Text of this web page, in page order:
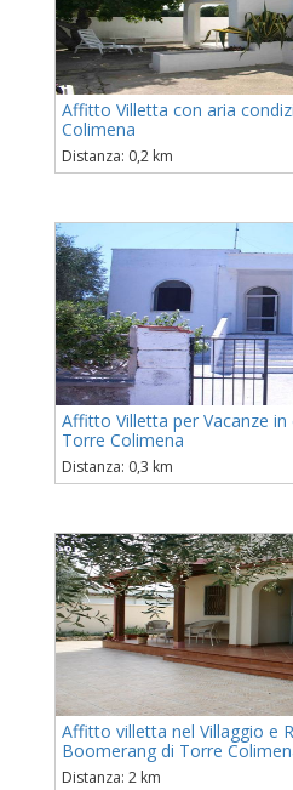
Affitto Villetta con aria
Colimena
Distanza: 0,2 km
Affitto Villetta per Vacanze in
Torre Colimena
Distanza: 0,3 km
Affitto villetta nel Villaggio e
Boomerang di Torre
Distanza: 2 km